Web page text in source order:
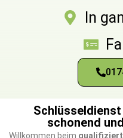
In
schonend
Willkommen beim